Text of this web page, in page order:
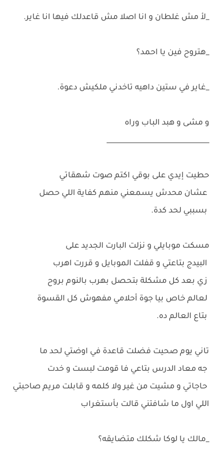
_لأ مش غلطان و انا اصلا مش قاعدلك فيها انا غاير.
_هتروح فين يا احمد؟
_غاير في ستين داهيه تاخدني ملكيش دعوة.
و مشى و هبد الباب وراه
______________________________
حطيت إيدي على بوقي اكتم صوت شهقاتي
عشان محدش يسمعني منهم كفاية اللي حصل
بسببي لحد كدة.
مسكت موبايلي و نزلت البارت الجديد على
البيدج بتاعتي و قفلت الموبايل و قررت اهرب
زي بعد كل مشكلة بتحصل بهرب بالنوم بروح
لعالم خاص بيا جوة أحلامي مفهوش كل القسوة
بتاع العالم ده.
تاني يوم صحيت فضلت قاعدة في اوضتي لحد ما
جه معاد الدرس بتاعي فا قومت لبست و خدت
حاجاتي و مشيت من غير ولا كلمه و قابلت مريم صاحبتي
اللي اول ما شافتني قالت بأستغراب
_مالك يا لوكا شكلك متضايقه؟